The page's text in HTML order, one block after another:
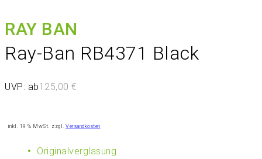
RAY BAN
Ray-Ban RB4371 Black
UVP: ab125,00 €
inkl. 19 % MwSt. zzgl. Versandkosten
Originalverglasung